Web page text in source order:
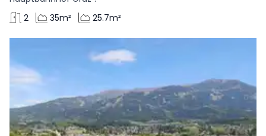
2
35m² 25.7m²